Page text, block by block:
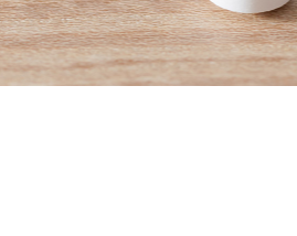
店舗情報
INFORMATION